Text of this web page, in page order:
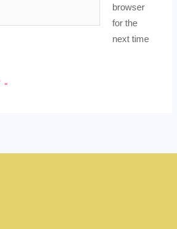
browser
for the
next time